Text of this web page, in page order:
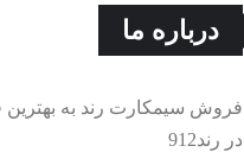
درباره ما
فروش سیمكارت رند به
در رند912